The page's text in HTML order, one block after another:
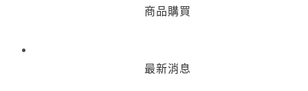
商品購買
最新消息